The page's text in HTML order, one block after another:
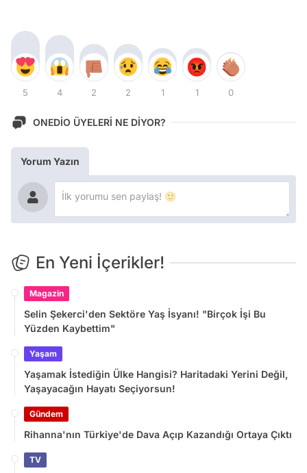
5 4 2 2 1 1 0
ONEDİO ÜYELERİ NE DİYOR?
Yorum Yazın
En Yeni İçerikler!
Magazin
Selin Şekerci'den Sektöre Yaş İsyanı! "Birçok İşi Bu
Yüzden Kaybettim"
Yaşam
Yaşamak İstediğin Ülke Hangisi? Haritadaki Yerini Değil,
Yaşayacağın Hayatı Seçiyorsun!
Gündem
Rihanna'nın Türkiye'de Dava Açıp Kazandığı Ortaya Çıktı
TV